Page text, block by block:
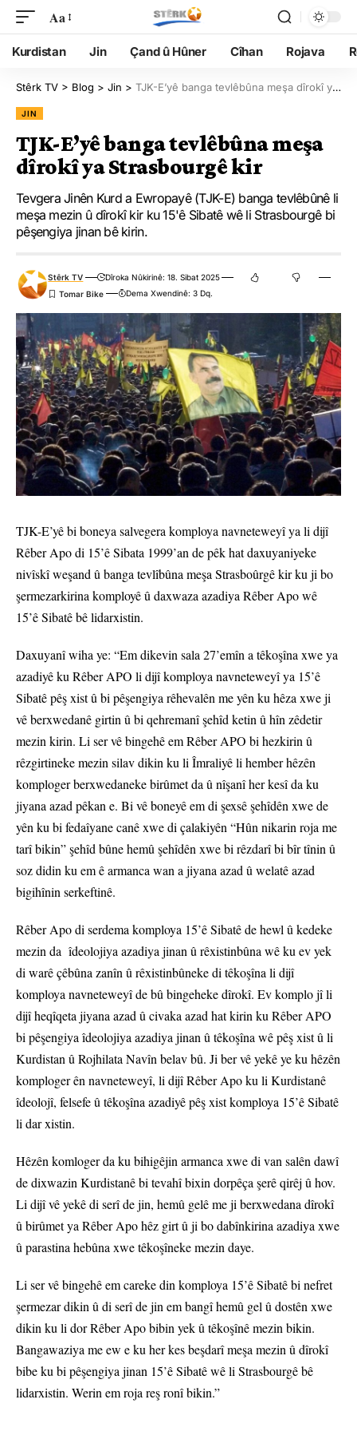
Aa
Kurdistan Jin Çand û Hûner Cîhan Rojava
Stêrk TV > Blog > Jin > TJK-E’yê banga tevlêbûna meşa dîrokî ya Strasbourgê kir
JIN
TJK-E’yê banga tevlêbûna meşa
dîrokî ya Strasbourgê kir
Tevgera Jinên Kurd a Ewropayê (TJK-E) banga tevlêbûnê li
meşa mezin û dîrokî kir ku 15'ê Sibatê wê li Strasbourgê bi
pêşengiya jinan bê kirin.
Stêrk TV
Dîroka Nûkirinê: 18. Sibat 2025
Dema Xwendinê: 3 Dq.
TJK-E’yê bi boneya salvegera komploya navneteweyî ya li dijî
Rêber Apo di 15’ê Sibata 1999’an de pêk hat daxuyaniyeke
nivîskî weşand û banga tevlîbûna meşa Strasboûrgê kir ku ji bo
şermezarkirina komployê û daxwaza azadiya Rêber Apo wê
15’ê Sibatê bê lidarxistin.
Daxuyanî wiha ye: “Em dikevin sala 27’emîn a têkoşîna xwe ya
azadiyê ku Rêber APO li dijî komploya navneteweyî ya 15’ê
Sibatê pêş xist û bi pêşengiya rêhevalên me yên ku hêza xwe ji
vê berxwedanê girtin û bi qehremanî şehîd ketin û hîn zêdetir
mezin kirin. Li ser vê bingehê em Rêber APO bi hezkirin û
rêzgirtineke mezin silav dikin ku li Îmraliyê li hember hêzên
komploger berxwedaneke birûmet da û nîşanî her kesî da ku
jiyana azad pêkan e. Bi vê boneyê em di şexsê şehîdên xwe de
yên ku bi fedaîyane canê xwe di çalakiyên “Hûn nikarin roja me
tarî bikin” şehîd bûne hemû şehîdên xwe bi rêzdarî bi bîr tînin û
soz didin ku em ê armanca wan a jiyana azad û welatê azad
bigihînin serkeftinê.
Rêber Apo di serdema komploya 15’ê Sibatê de hewl û kedeke
mezin da îdeolojiya azadiya jinan û rêxistinbûna wê ku ev yek
di warê çêbûna zanîn û rêxistinbûneke di têkoşîna li dijî
komploya navneteweyî de bû bingeheke dîrokî. Ev komplo jî li
dijî heqîqeta jiyana azad û civaka azad hat kirin ku Rêber APO
bi pêşengiya îdeolojiya azadiya jinan û têkoşîna wê pêş xist û li
Kurdistan û Rojhilata Navîn belav bû. Ji ber vê yekê ye ku hêzên
komploger ên navneteweyî, li dijî Rêber Apo ku li Kurdistanê
îdeolojî, felsefe û têkoşîna azadiyê pêş xist komploya 15’ê Sibatê
li dar xistin.
Hêzên komloger da ku bihigêjin armanca xwe di van salên dawî
de dixwazin Kurdistanê bi tevahî bixin dorpêça şerê qirêj û hov.
Li dijî vê yekê di serî de jin, hemû gelê me ji berxwedana dîrokî
û birûmet ya Rêber Apo hêz girt û ji bo dabînkirina azadiya xwe
û parastina hebûna xwe têkoşîneke mezin daye.
Li ser vê bingehê em careke din komploya 15’ê Sibatê bi nefret
şermezar dikin û di serî de jin em bangî hemû gel û dostên xwe
dikin ku li dor Rêber Apo bibin yek û têkoşînê mezin bikin.
Bangawaziya me ew e ku her kes beşdarî meşa mezin û dîrokî
bibe ku bi pêşengiya jinan 15’ê Sibatê wê li Strasbourgê bê
lidarxistin. Werin em roja reş ronî bikin.”